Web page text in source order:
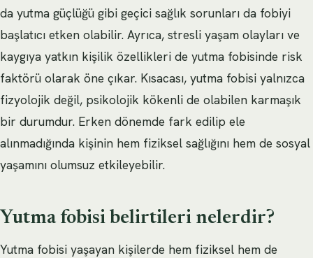
da yutma güçlüğü gibi geçici sağlık sorunları da fobiyi
başlatıcı etken olabilir. Ayrıca, stresli yaşam olayları ve
kaygıya yatkın kişilik özellikleri de yutma fobisinde risk
faktörü olarak öne çıkar. Kısacası, yutma fobisi yalnızca
fizyolojik değil, psikolojik kökenli de olabilen karmaşık
bir durumdur. Erken dönemde fark edilip ele
alınmadığında kişinin hem fiziksel sağlığını hem de sosyal
yaşamını olumsuz etkileyebilir.
Yutma fobisi belirtileri nelerdir?
Yutma fobisi yaşayan kişilerde hem fiziksel hem de